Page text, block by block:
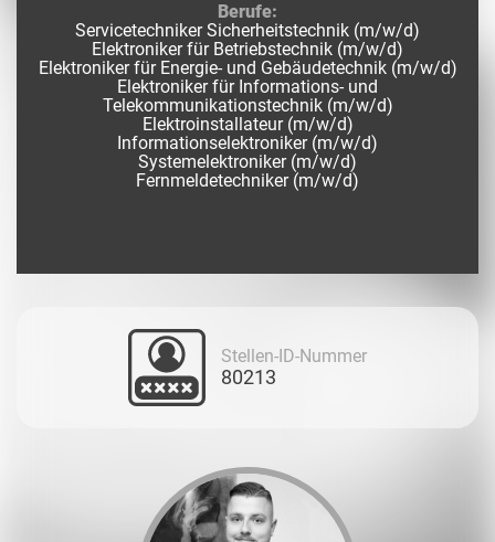
Berufe:
Servicetechniker Sicherheitstechnik (m/w/d)
Elektroniker für Betriebstechnik (m/w/d)
Elektroniker für Energie- und Gebäudetechnik (m/w/d)
Elektroniker für Informations- und
Telekommunikationstechnik (m/w/d)
Elektroinstallateur (m/w/d)
Informationselektroniker (m/w/d)
Systemelektroniker (m/w/d)
Fernmeldetechniker (m/w/d)
Stellen-ID-Nummer
80213